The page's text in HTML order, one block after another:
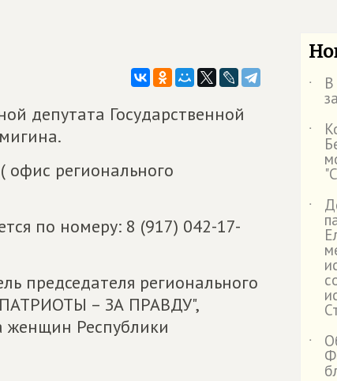
депутата Государственной
офис регионального
по номеру: 8 (917) 042-17-
председателя регионального
– ЗА ПРАВДУ",
женщин Республики
˙ В
˙
˙
˙